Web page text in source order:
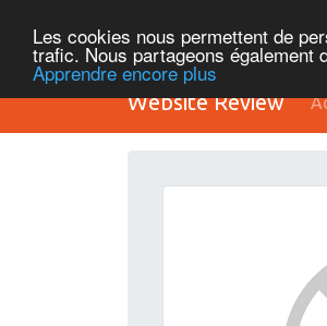
Les cookies nous permettent de
trafic. Nous partageons également
Apprendre encore plus
Website Review